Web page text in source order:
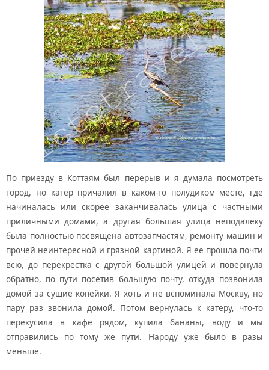
По приезду в Коттаям был перерыв и я думала посмотреть
город, но катер причалил в каком-то полудиком месте, где
начиналась или скорее заканчивалась улица с частными
приличными домами, а другая большая улица неподалеку
была полностью посвящена автозапчастям, ремонту машин и
прочей неинтересной и грязной картиной. Я ее прошла почти
всю, до перекрестка с другой большой улицей и повернула
обратно, по пути посетив большую почту, откуда позвонила
домой за сущие копейки. Я хоть и не вспоминала Москву, но
пару раз звонила домой. Потом вернулась к катеру, что-то
перекусила в кафе рядом, купила бананы, воду и мы
отправились по тому же пути. Народу уже было в разы
меньше.